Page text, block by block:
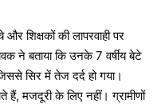
शिक्षकों की लापरवाही पर
ने बताया कि उनके 7 वर्षीय बेटे
सिर में तेज दर्द हो गया।
हैं, मजदूरी के लिए नहीं। ग्रामीणों